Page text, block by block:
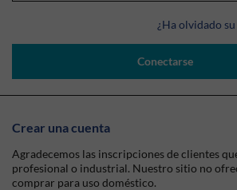
¿Ha olvidado
Conectarse
Crear una cuenta
Agradecemos las inscripciones de clientes
profesional o industrial. Nuestro sitio no
comprar para uso doméstico.